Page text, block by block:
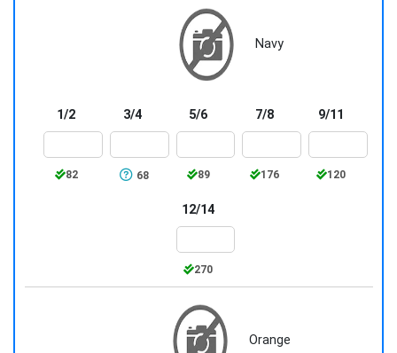
Navy
1/2
82
3/4
68
5/6
89
7/8
176
9/11
120
12/14
270
Orange